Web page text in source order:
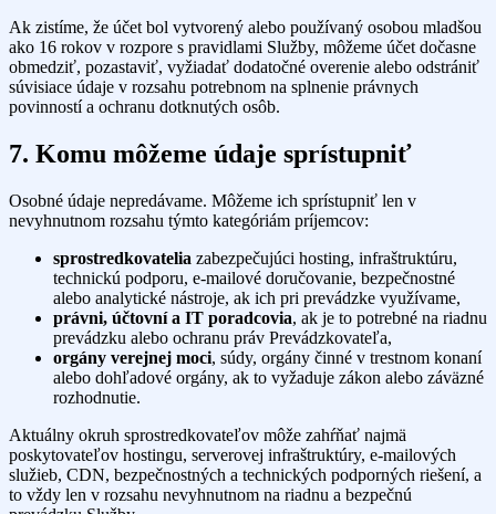
Ak zistíme, že účet bol vytvorený alebo používaný osobou mladšou
ako 16 rokov v rozpore s pravidlami Služby, môžeme účet dočasne
obmedziť, pozastaviť, vyžiadať dodatočné overenie alebo odstrániť
súvisiace údaje v rozsahu potrebnom na splnenie právnych
povinností a ochranu dotknutých osôb.
7. Komu môžeme údaje sprístupniť
Osobné údaje nepredávame. Môžeme ich sprístupniť len v
nevyhnutnom rozsahu týmto kategóriám príjemcov:
sprostredkovatelia zabezpečujúci hosting, infraštruktúru,
technickú podporu, e-mailové doručovanie, bezpečnostné
alebo analytické nástroje, ak ich pri prevádzke využívame,
právni, účtovní a IT poradcovia, ak je to potrebné na riadnu
prevádzku alebo ochranu práv Prevádzkovateľa,
orgány verejnej moci, súdy, orgány činné v trestnom konaní
alebo dohľadové orgány, ak to vyžaduje zákon alebo záväzné
rozhodnutie.
Aktuálny okruh sprostredkovateľov môže zahŕňať najmä
poskytovateľov hostingu, serverovej infraštruktúry, e-mailových
služieb, CDN, bezpečnostných a technických podporných riešení, a
to vždy len v rozsahu nevyhnutnom na riadnu a bezpečnú